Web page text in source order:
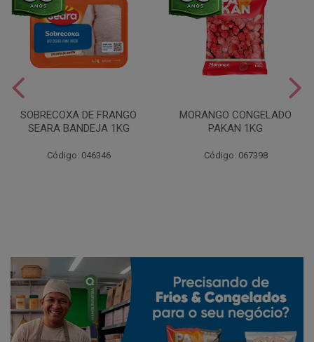
SOBRECOXA DE FRANGO
SEARA BANDEJA 1KG
Código: 046346
MORANGO CONGELADO
PAKAN 1KG
Código: 067398